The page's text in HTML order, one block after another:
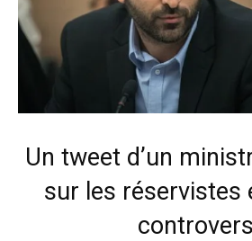
Un tweet d’un
sur les réservistes